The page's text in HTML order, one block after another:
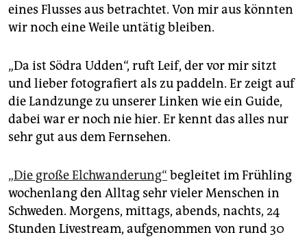
eines Flusses aus betrachtet. Von mir aus könnten
wir noch eine Weile untätig bleiben.
„Da ist Södra Udden“, ruft Leif, der vor mir sitzt
und lieber fotografiert als zu paddeln. Er zeigt auf
die Landzunge zu unserer Linken wie ein Guide,
dabei war er noch nie hier. Er kennt das ­alles nur
sehr gut aus dem Fernsehen.
„Die große Elchwanderung“ begleitet im Frühling
wochenlang den Alltag sehr vieler Menschen in
Schweden. Morgens, mittags, abends, nachts, 24
Stunden Livestream, aufgenommen von rund 30